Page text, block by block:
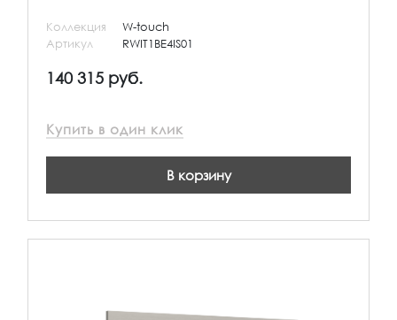
Коллекция
W-touch
Артикул
RWIT1BE4IS01
140 315 руб.
Купить в один клик
В корзину